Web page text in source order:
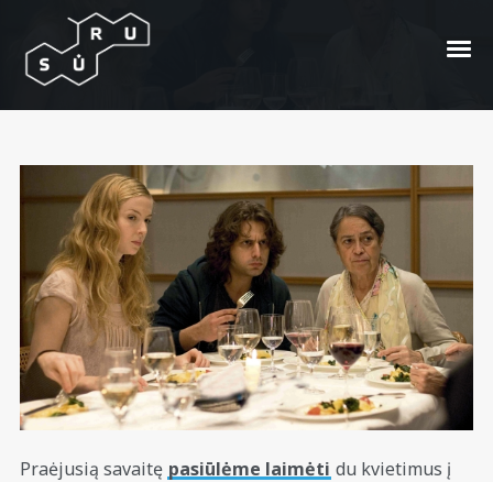
„Virtuvės sielai“ kvietimų
laimėtojai
Posted On2010/08/26 InAšaros byMartynas
Nostra
Praėjusią savaitę pasiūlėme laimėti du kvietimus į